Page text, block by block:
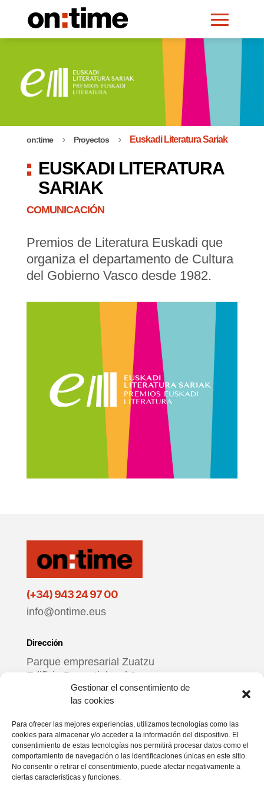
Gestionar el consentimiento de
las cookies
Para ofrecer las mejores experiencias, utilizamos tecnologías como las
cookies para almacenar y/o acceder a la información del dispositivo. El
consentimiento de estas tecnologías nos permitirá procesar datos como el
comportamiento de navegación o las identificaciones únicas en este sitio.
No consentir o retirar el consentimiento, puede afectar negativamente a
ciertas características y funciones.
on:time 5 Proyectos 5 Euskadi Literatura Sariak
EUSKADI LITERATURA
SARIAK
COMUNICACIÓN
Premios de Literatura Euskadi que
organiza el departamento de Cultura
del Gobierno Vasco desde 1982.
(+34) 943 24 97 00
info@ontime.eus
Dirección
Parque empresarial Zuatzu
Edificio Donosti, local 3
20018 Donostia – Gipuzkoa
Horario
De lunes a viernes
9:00 – 17:00
Redes sociales